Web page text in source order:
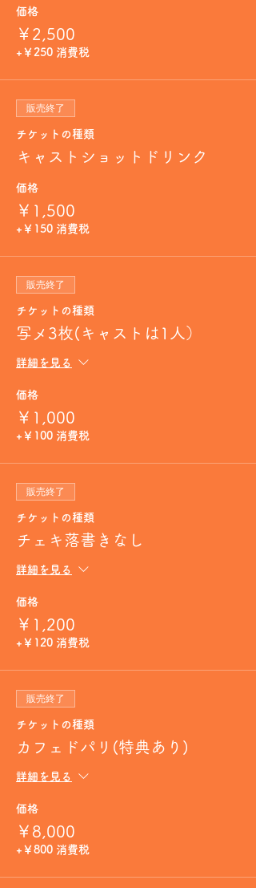
価格
￥2,500
+￥250 消費税
販売終了
チケットの種類
キャストショットドリンク
価格
￥1,500
+￥150 消費税
販売終了
チケットの種類
写メ3枚(キャストは1人）
詳細を見る
価格
￥1,000
+￥100 消費税
販売終了
チケットの種類
チェキ落書きなし
詳細を見る
価格
￥1,200
+￥120 消費税
販売終了
チケットの種類
カフェドパリ(特典あり)
詳細を見る
価格
￥8,000
+￥800 消費税